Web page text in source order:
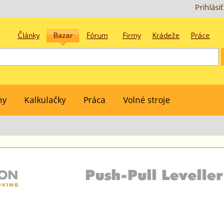
Články Bazar Fórum Firmy Krádeže Práce
Kalkulačky Práca Volné stroje